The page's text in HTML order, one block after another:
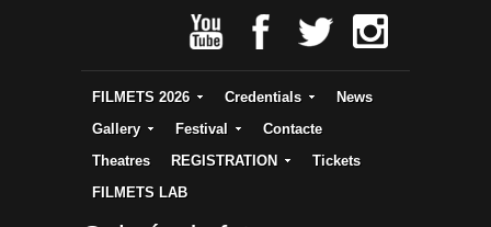
FILMETS 2026 Credentials
News
Gallery
Festival
Contacte
Theatres
REGISTRATION
Tickets
FILMETS LAB